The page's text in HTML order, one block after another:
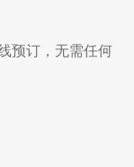
预订，无需任何